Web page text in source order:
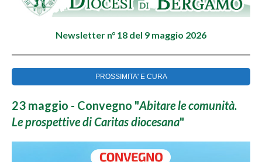
Newsletter n° 18 del 9 maggio 2026
PROSSIMITA' E CURA
23 maggio - Convegno "Abitare le comunità.
Le prospettive di Caritas diocesana"